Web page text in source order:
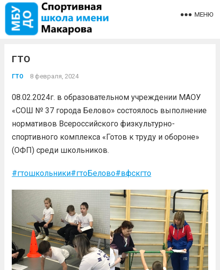
МЕНЮ
ГТО
ГТО 8 февраля, 2024
08.02.2024г. в образовательном учреждении МАОУ
«СОШ № 37 города Белово» состоялось выполнение
нормативов Всероссийского физкультурно-
спортивного комплекса «Готов к труду и обороне»
(ОФП) среди школьников.
#гтошкольники#гтоБелово#вфскгто